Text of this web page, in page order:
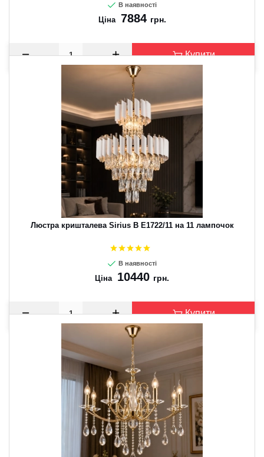
В наявності
Ціна 7884 грн.
Купити
Люстра кришталева Sirius B E1722/11 на 11 лампочок
В наявності
Ціна 10440 грн.
Купити